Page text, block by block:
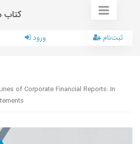
کتاب
ورود ثبت‌نام
of Corporate Financial Reports: In